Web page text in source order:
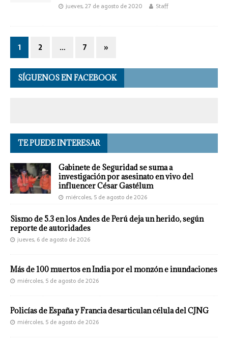
jueves, 27 de agosto de 2020 Staff
1 2 … 7 »
SÍGUENOS EN FACEBOOK
TE PUEDE INTERESAR
Gabinete de Seguridad se suma a
investigación por asesinato en vivo del
influencer César Gastélum
miércoles, 5 de agosto de 2026
Sismo de 5.3 en los Andes de Perú deja un herido, según
reporte de autoridades
jueves, 6 de agosto de 2026
Más de 100 muertos en India por el monzón e inundaciones
miércoles, 5 de agosto de 2026
Policías de España y Francia desarticulan célula del CJNG
miércoles, 5 de agosto de 2026